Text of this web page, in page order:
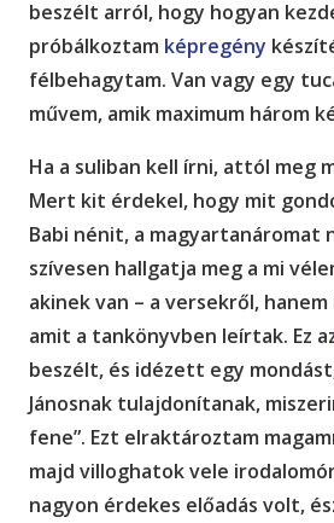
beszélt arról, hogy hogyan
próbálkoztam képregény
félbehagytam. Van vagy egy
művem, amik maximum három
Ha a suliban kell írni, attól meg
Mert kit érdekel, hogy mit
Babi nénit, a magyartanáromat
szívesen hallgatja meg a mi
akinek van – a versekről,
amit a tankönyvben leírtak. Ez
beszélt, és idézett egy
Jánosnak tulajdonítanak,
fene”. Ezt elraktároztam
majd villoghatok vele
nagyon érdekes előadás volt,